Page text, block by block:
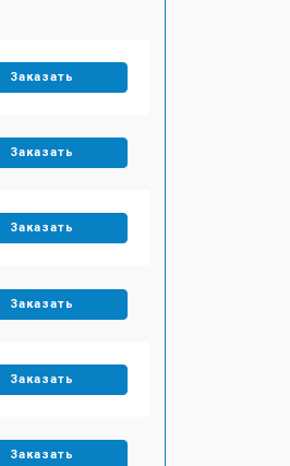
Заказать
Заказать
Заказать
Заказать
Заказать
Заказать